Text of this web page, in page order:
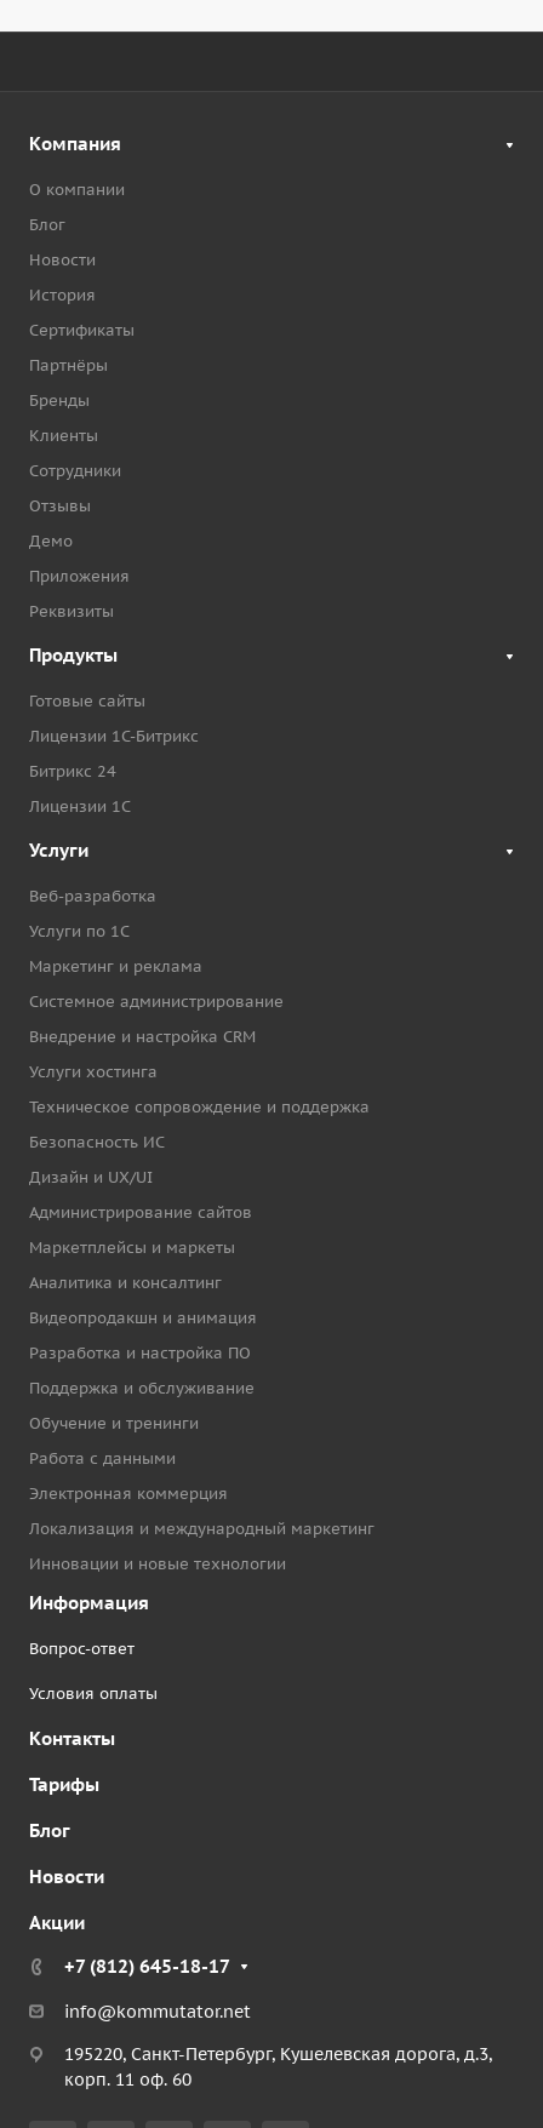
Компания
О компании
Блог
Новости
История
Сертификаты
Партнёры
Бренды
Клиенты
Сотрудники
Отзывы
Демо
Приложения
Реквизиты
Продукты
Готовые сайты
Лицензии 1С-Битрикс
Битрикс 24
Лицензии 1С
Услуги
Веб-разработка
Услуги по 1С
Маркетинг и реклама
Системное администрирование
Внедрение и настройка CRM
Услуги хостинга
Техническое сопровождение и поддержка
Безопасность ИС
Дизайн и UX/UI
Администрирование сайтов
Маркетплейсы и маркеты
Аналитика и консалтинг
Видеопродакшн и анимация
Разработка и настройка ПО
Поддержка и обслуживание
Обучение и тренинги
Работа с данными
Электронная коммерция
Локализация и международный маркетинг
Инновации и новые технологии
Информация
Вопрос-ответ
Условия оплаты
Контакты
Тарифы
Блог
Новости
Акции
+7 (812) 645-18-17
info@kommutator.net
195220, Санкт-Петербург, Кушелевская дорога, д.3,
корп. 11 оф. 60